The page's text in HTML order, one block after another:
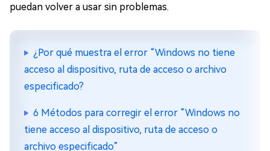
puedan volver a usar sin problemas.
¿Por qué muestra el error “Windows no tiene
acceso al dispositivo, ruta de acceso o archivo
especificado?
6 Métodos para corregir el error “Windows no
tiene acceso al dispositivo, ruta de acceso o
archivo especificado”